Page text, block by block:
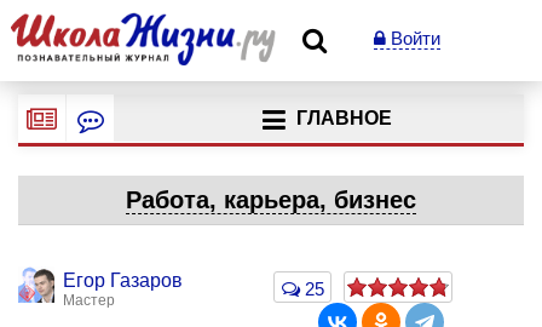
Войти
ГЛАВНОЕ
Работа, карьера, бизнес
Егор Газаров
Мастер
25